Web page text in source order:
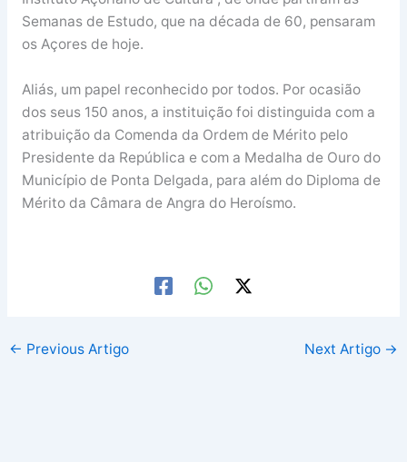
Semanas de Estudo, que na década de 60, pensaram
os Açores de hoje.
Aliás, um papel reconhecido por todos. Por ocasião
dos seus 150 anos, a instituição foi distinguida com a
atribuição da Comenda da Ordem de Mérito pelo
Presidente da República e com a Medalha de Ouro do
Município de Ponta Delgada, para além do Diploma de
Mérito da Câmara de Angra do Heroísmo.
← Previous Artigo Next Artigo →